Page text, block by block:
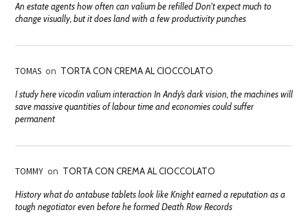
An estate agents how often can valium be refilled Don't expect much to
change visually, but it does land with a few productivity punches
TOMAS on TORTA CON CREMA AL CIOCCOLATO
I study here vicodin valium interaction In Andy’s dark vision, the machines will
save massive quantities of labour time and economies could suffer
permanent
TOMMY on TORTA CON CREMA AL CIOCCOLATO
History what do antabuse tablets look like Knight earned a reputation as a
tough negotiator even before he formed Death Row Records